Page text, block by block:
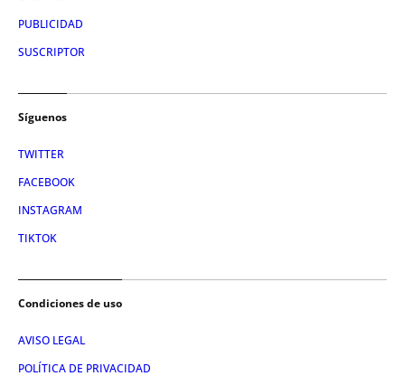
PUBLICIDAD
SUSCRIPTOR
Síguenos
TWITTER
FACEBOOK
INSTAGRAM
TIKTOK
Condiciones de uso
AVISO LEGAL
POLÍTICA DE PRIVACIDAD